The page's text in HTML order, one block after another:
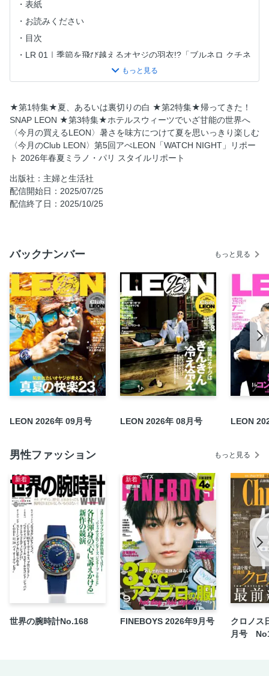
表紙
お読みください
目次
LR 01｜季節を飛び越えるオヤジの羽衣!?「ブルネロ クチネ
LR 02｜余韻を味わえるオトコとは？「サンルイ」のスピリ
LR 03｜茶を愛すオヤジは太陽からも愛される「ブリオー
ニ」のテラコッタスーツ
LR 04｜愛の言葉はカシミアの下で「ロロ・ピピアーナ」の
傘
2026年春夏ミラノ・パリ スタイルリポート
LR 05｜浪漫飛行な艶金ゼンマイです「ブレゲ」の「タイプ
XX 2075」
バー スポーツ SV Edition × 湯元 不忘閣（宮城県・青根温
泉）
連載「モテるモードの選び方」目を引くオトコ
〈今月の買えるLEON〉暑さを味方につけて夏を思いっきり
楽しむ
つまるところ“潔白”で済まない大人の白について
★第1特集★夏、あるいは裏切りの白
★第2特集★帰ってきた！ SNAP LEON
★第3特集★ホテルスウィーツでいざ甘能の世界へ
連載「WATCH WATCHER」駆け引き上手な幻惑時計♥
連載「モテるゴルフはオヤジの十八番」一打目から強印象！
連載「モテたいオヤジの通ぶり！ レストラン」ラグジュな
連載「ビジネスセレブのMY FAVORITE」オリビエロ・モレ
リ
連載「男をアゲるジュエリー活用術」紐ブレスで半袖姿を軽
やかに仕アゲる
連載「お気ラク極ラク！オヤジの快楽美容」今夏を冷や
す“氷点下美容”
連載「メガネは口ほどにものを言う」手抜きを手抜きに見せ
ないあえてのメガネ
連載「ジローラモのモテるキッチンライフ＆ハック」フルー
ツサラダのこなし方
連載「ドライバーズサロン」その溢れ出る「艶」は計算尽く
★第1特集★夏、あるいは裏切りの白 ★第2特集★帰ってきた！
SNAP LEON ★第3特集★ホテルスウィーツでいざ甘能の世界へ
〈今月の買えるLEON〉暑さを味方につけて夏を思いっきり楽しむ
〈今月のClub LEON〉第5回アぺLEON「WATCH NIGHT」リポー
ト 2026年春夏ミラノ・パリ スタイルリポート
出版社：主婦と生活社
配信開始日：2025/07/25
配信終了日：2025/10/25
バックナンバー もっと見る
LEON 2026年 09月号 LEON 2026年 08月号 LEON
男性ファッション もっと見る
新着
世界の腕時計No.168
新着
FINEBOYS 2026年9月号
クロノス
月号